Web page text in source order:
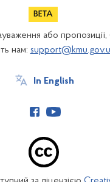
або пропозиції,
нам:
In English